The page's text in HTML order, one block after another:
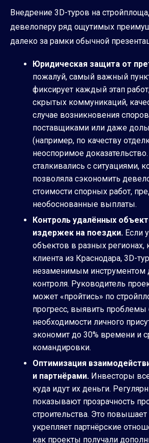
Внедрение 3D-туров на
девелоперу ряд ощутимых
далеко за рамки обычной
Юридическая защита от
пожалуй, самый важный
фиксирует каждый этап
скрытых коммуникаций,
случае возникновения
поставщиками или даже
(например, по качеству
неоспоримое
сталкивались с ситуациями,
позволяла сэкономить
стоимости спорных работ,
необоснованные выплаты.
Контроль удалённых
издержек на поездки. Если
объектов в разных регионах,
клиента из Краснодара, 3D-
незаменимым инструментом
контроля. Руководитель
может «пройтись» по
прогресс, выявить проблемы
необходимости личного
экономит до 30% времени и
командировки.
Оптимизация
и партнёрами. Инвесторы
куда идут их деньги.
показывают прозрачность
строительства. Это
укрепляет партнёрские
как проекты получали